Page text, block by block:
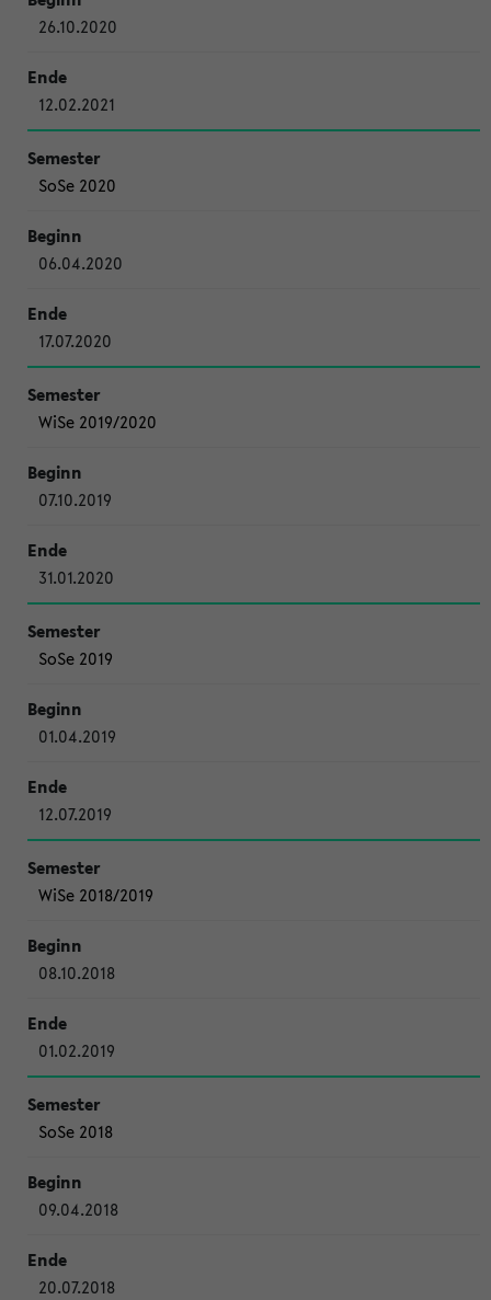
26.10.2020
12.02.2021
SoSe 2020
06.04.2020
17.07.2020
WiSe 2019/2020
07.10.2019
31.01.2020
SoSe 2019
01.04.2019
12.07.2019
WiSe 2018/2019
08.10.2018
01.02.2019
SoSe 2018
09.04.2018
20.07.2018